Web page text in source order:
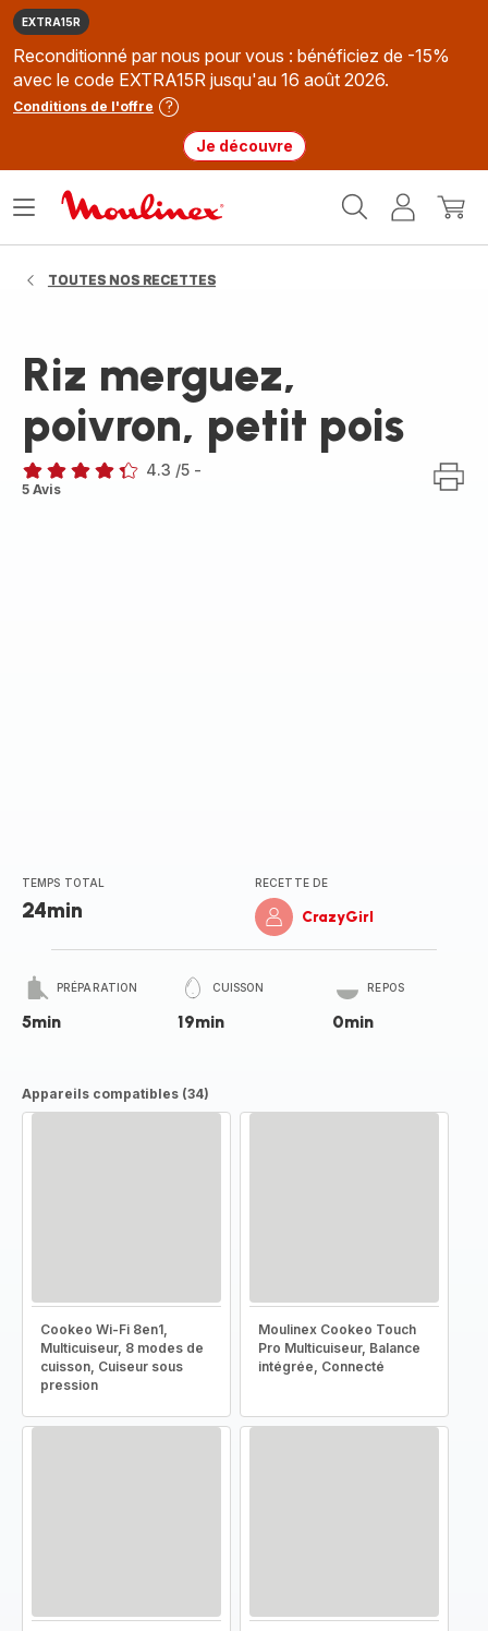
EXTRA15R
Reconditionné par nous pour vous : bénéficiez de -15%
avec le code EXTRA15R jusqu'au 16 août 2026.
Conditions de l'offre
Je découvre
MonMon
Ouvrir
TOUTES NOS RECETTES
Riz merguez,
poivron, petit pois
ratings.4.3
4.3 /5 -
5 Avis
TEMPS TOTAL
24min
RECETTE DE
CrazyGirl
PRÉPARATION
5min
CUISSON
19min
REPOS
0min
Appareils compatibles (34)
Cookeo Wi-Fi 8en1,
Multicuiseur, 8 modes de
cuisson, Cuiseur sous
pression
Moulinex Cookeo Touch
Pro Multicuiseur, Balance
intégrée, Connecté